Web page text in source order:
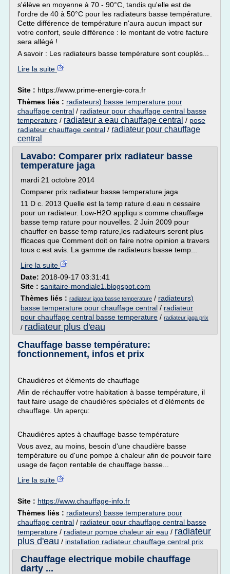
s'élève en moyenne à 70 - 90°C, tandis qu'elle est de
l'ordre de 40 à 50°C pour les radiateurs basse température.
Cette différence de température n'aura aucun impact sur
votre confort, seule différence : le montant de votre facture
sera allégé !
A savoir : Les radiateurs basse température sont couplés...
Lire la suite
Site : https://www.prime-energie-cora.fr
Thèmes liés : radiateurs) basse temperature pour
chauffage central / radiateur pour chauffage central basse
temperature / radiateur a eau chauffage central / pose
radiateur chauffage central / radiateur pour chauffage
central
Lavabo: Comparer prix radiateur basse
temperature jaga
mardi 21 octobre 2014
Comparer prix radiateur basse temperature jaga
11 D c. 2013 Quelle est la temp rature d.eau n cessaire
pour un radiateur. Low-H2O appliqu s comme chauffage
basse temp rature pour nouvelles. 2 Juin 2009 pour
chauffer en basse temp rature,les radiateurs seront plus
fficaces que Comment doit on faire notre opinion a travers
tous c.est avis. La gamme de radiateurs basse temp...
Lire la suite
Date: 2018-09-17 03:31:41
Site : sanitaire-mondiale1.blogspot.com
Thèmes liés : radiateur jaga basse temperature / radiateurs)
basse temperature pour chauffage central / radiateur
pour chauffage central basse temperature / radiateur jaga prix
/ radiateur plus d'eau
Chauffage basse température:
fonctionnement, infos et prix
Chaudières et éléments de chauffage
Afin de réchauffer votre habitation à basse température, il
faut faire usage de chaudières spéciales et d'éléments de
chauffage. Un aperçu:
Chaudières aptes à chauffage basse température
Vous avez, au moins, besoin d'une chaudière basse
température ou d'une pompe à chaleur afin de pouvoir faire
usage de façon rentable de chauffage basse...
Lire la suite
Site : https://www.chauffage-info.fr
Thèmes liés : radiateurs) basse temperature pour
chauffage central / radiateur pour chauffage central basse
temperature / radiateur pompe chaleur air eau / radiateur
plus d'eau / installation radiateur chauffage central prix
Chauffage electrique mobile chauffage
darty ...